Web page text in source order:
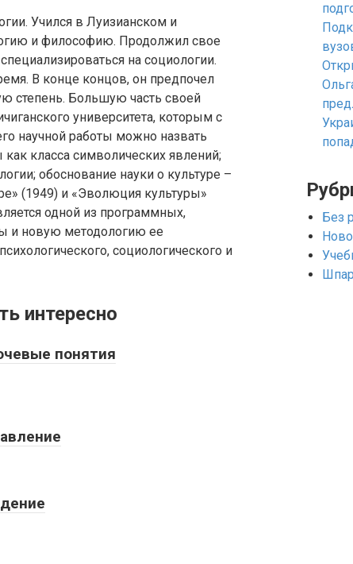
Учился в Луизианском и
и философию. Продолжил свое
на социологии.
В конце концов, он предпочел
степень. Большую часть своей
университета, которым с
научной работы можно назвать
класса символических явлений;
обоснование науки о культуре –
(1949) и «Эволюция культуры»
одной из программных,
и новую методологию ее
социологического и
интересно
понятия
Без